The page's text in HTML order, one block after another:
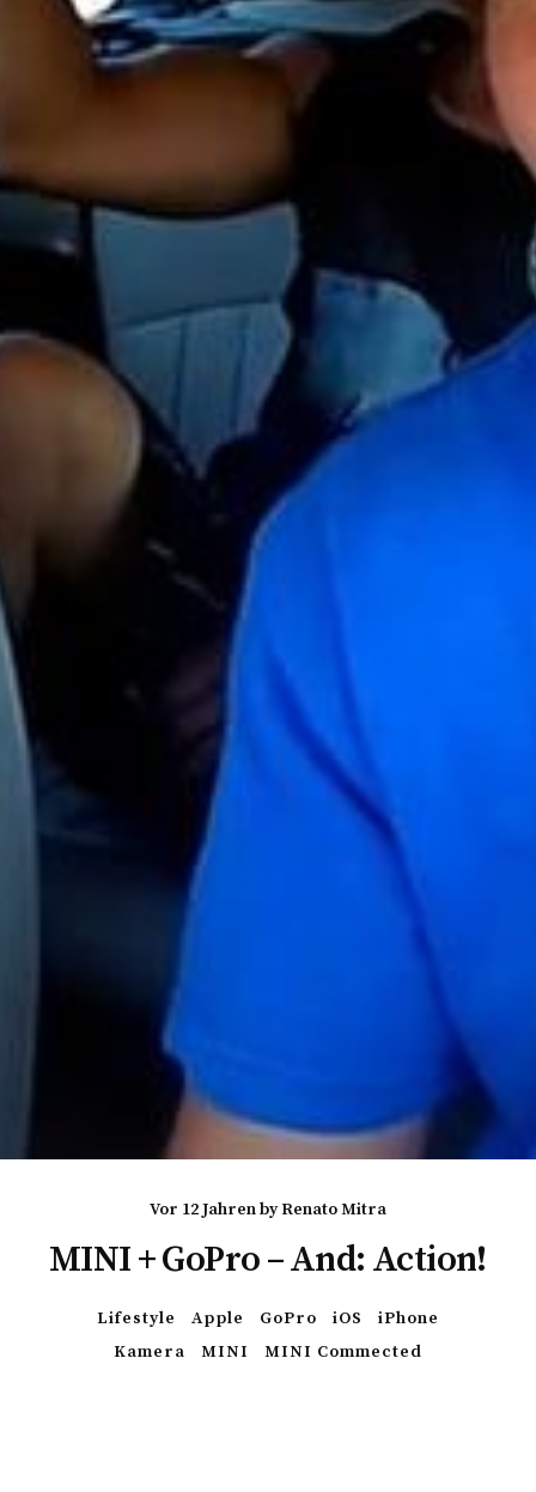
vor 12 JahrenbyRenato Mitra
MINI + GoPro – And: Action!
Lifestyle Apple GoPro iOS
iPhone
Kamera
MINI MINI Commected